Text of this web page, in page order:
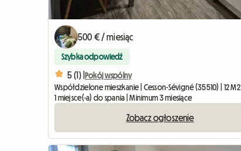
500 € / miesiąc
Szybka odpowiedź
5 (1) |Pokój wspólny
Współdzielone mieszkanie | Cesson-Sévigné (35510) | 12 M2
1 miejsce(-a) do spania | Minimum 3 miesiące
Zobacz ogłoszenie